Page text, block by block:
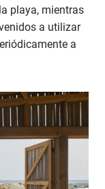
playa, mientras
a utilizar
a